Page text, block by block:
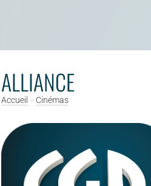
ALLIANCE
Accueil > Cinémas